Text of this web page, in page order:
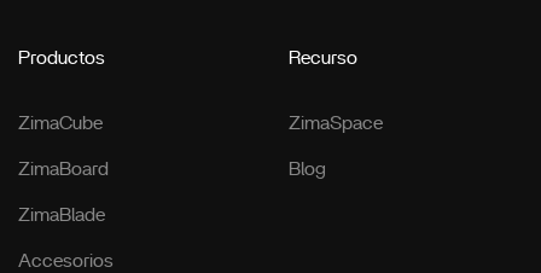
Productos
ZimaCube
ZimaBoard
ZimaBlade
Accesorios
Recurso
ZimaSpace
Blog